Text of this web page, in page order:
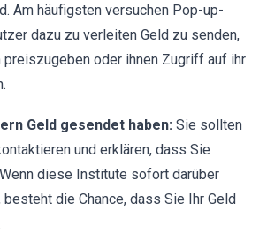
Am häufigsten versuchen Pop-up-
dazu zu verleiten Geld zu senden,
oder ihnen Zugriff auf ihr
Geld gesendet haben: Sie sollten
und erklären, dass Sie
diese Institute sofort darüber
die Chance, dass Sie Ihr Geld